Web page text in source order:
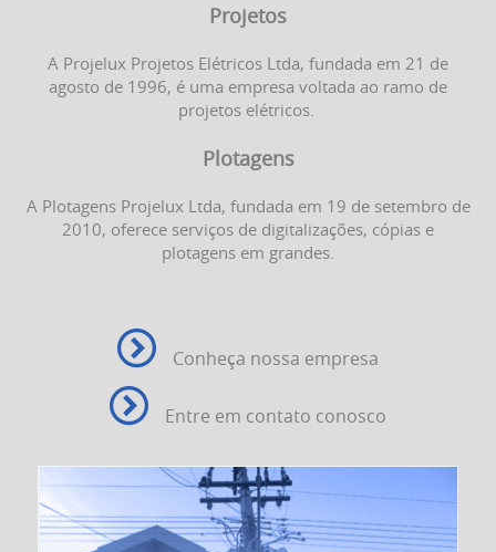
Projetos
A Projelux Projetos Elétricos Ltda, fundada em 21 de
agosto de 1996, é uma empresa voltada ao ramo de
projetos elétricos.
Plotagens
A Plotagens Projelux Ltda, fundada em 19 de setembro de
2010, oferece serviços de digitalizações, cópias e
plotagens em grandes.
Conheça nossa empresa
Entre em contato conosco